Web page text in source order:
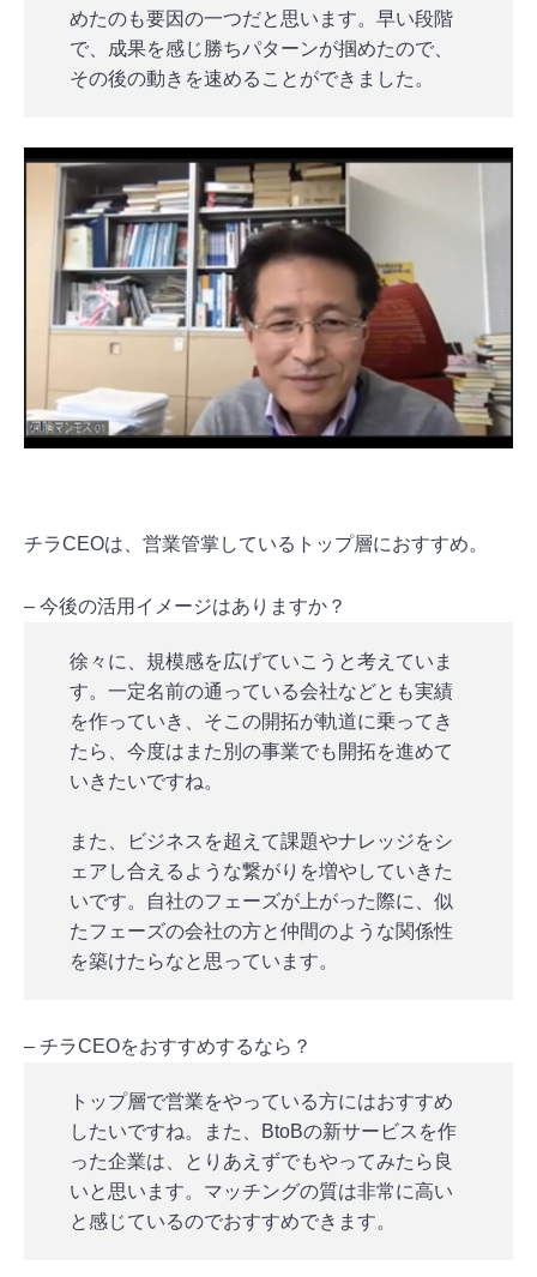
めたのも要因の一つだと思います。早い段階
で、成果を感じ勝ちパターンが掴めたので、
その後の動きを速めることができました。
チラCEOは、営業管掌しているトップ層におすすめ。
– 今後の活用イメージはありますか？
徐々に、規模感を広げていこうと考えていま
す。一定名前の通っている会社などとも実績
を作っていき、そこの開拓が軌道に乗ってき
たら、今度はまた別の事業でも開拓を進めて
いきたいですね。
また、ビジネスを超えて課題やナレッジをシ
ェアし合えるような繋がりを増やしていきた
いです。自社のフェーズが上がった際に、似
たフェーズの会社の方と仲間のような関係性
を築けたらなと思っています。
– チラCEOをおすすめするなら？
トップ層で営業をやっている方にはおすすめ
したいですね。また、BtoBの新サービスを作
った企業は、とりあえずでもやってみたら良
いと思います。マッチングの質は非常に高い
と感じているのでおすすめできます。